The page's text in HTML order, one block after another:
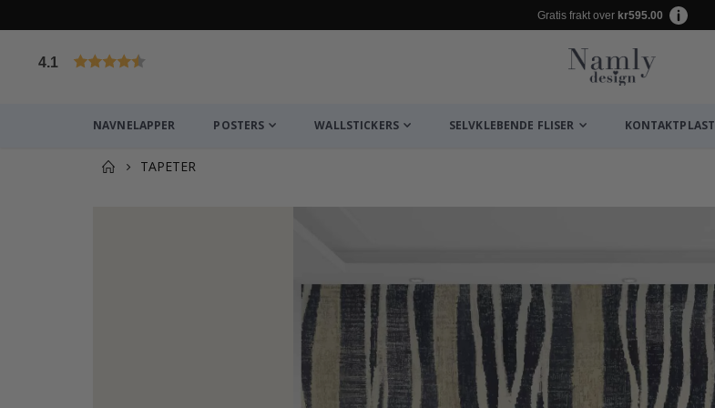
Gratis frakt over kr595.00
4.1
NAVNELAPPER POSTERS WALLSTICKERS SELVKLEBENDE FLISER KONTAKTPLAST
TAPETER
Andre kjøpte produkter
Tapet - Zebra Bladmønster Monokrom